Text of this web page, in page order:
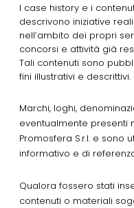
I case history e i
descrivono iniziative
nell’ambito dei propri
concorsi e attività già
Tali contenuti sono
fini illustrativi e descrittivi.
Marchi, loghi,
eventualmente presenti
Promosfera S.r.l. e sono
informativo e di
Qualora fossero stati
contenuti o materiali